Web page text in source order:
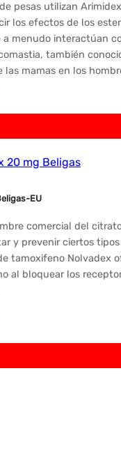
pesas utilizan
los efectos de los
a menudo interactúan
también
las mamas en los
EU
comercial del
y prevenir ciertos
tamoxifeno Nolvadex
al bloquear los